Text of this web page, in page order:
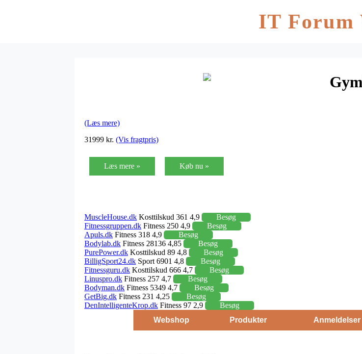
IT Forum
(Læs mere)
31999 kr. (Vis fragtpris)
Læs mere » Køb nu »
MuscleHouse.dk Kosttilskud 361 4,9
Besøg
Fitnessgruppen.dk Fitness 250 4,9
Besøg
Apuls.dk Fitness 318 4,9
Besøg
Bodylab.dk Fitness 28136 4,85
Besøg
PurePower.dk Kosttilskud 89 4,8
Besøg
BilligSport24.dk Sport 6901 4,8
Besøg
Fitnessguru.dk Kosttilskud 666 4,7
Besøg
Linuspro.dk Fitness 257 4,7
Besøg
Bodyman.dk Fitness 5349 4,7
Besøg
GetBig.dk Fitness 231 4,25
Besøg
DenIntelligenteKrop.dk Fitness 97 2,9
Besøg
Webshop
Produkter Anmeldelser